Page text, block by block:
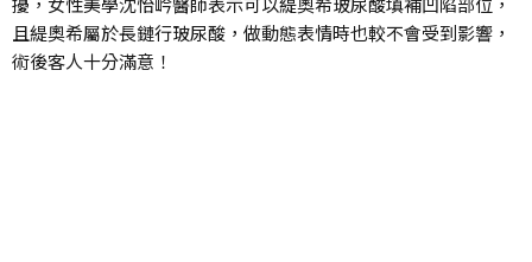
且緹奧希屬於長鏈行玻尿酸，做動態表情時也較不會受到影響，
術後客人十分滿意！